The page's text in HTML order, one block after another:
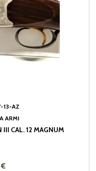
13-AZ
ARMI
III CAL. 12 MAGNUM